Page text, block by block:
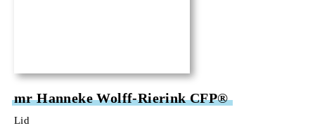
mr Hanneke Wolff-Rierink CFP®
Lid